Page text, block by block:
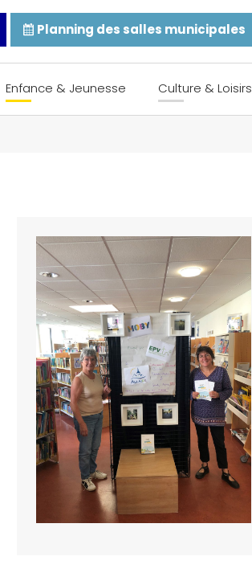
Planning des salles municipales
Enfance & Jeunesse Culture & Loisirs